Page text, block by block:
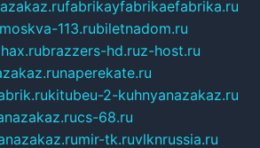
fabrikayfabrikaefabrika.ru
113.rubiletnadom.ru
brazzers-hd.ruz-host.ru
naperekate.ru
kitubeu-2-kuhnyanazakaz.ru
cs-68.ru
mir-tk.ruvlknrussia.ru